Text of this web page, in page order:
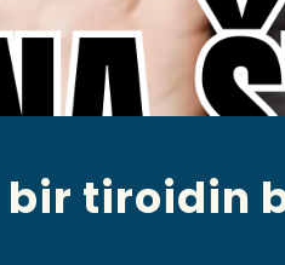
bir tiroidin